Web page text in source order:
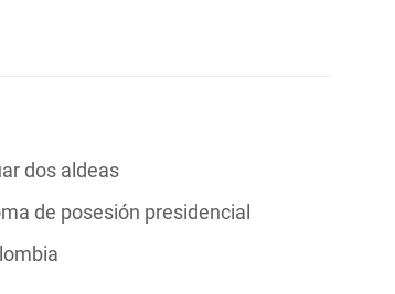
dos aldeas
de posesión presidencial